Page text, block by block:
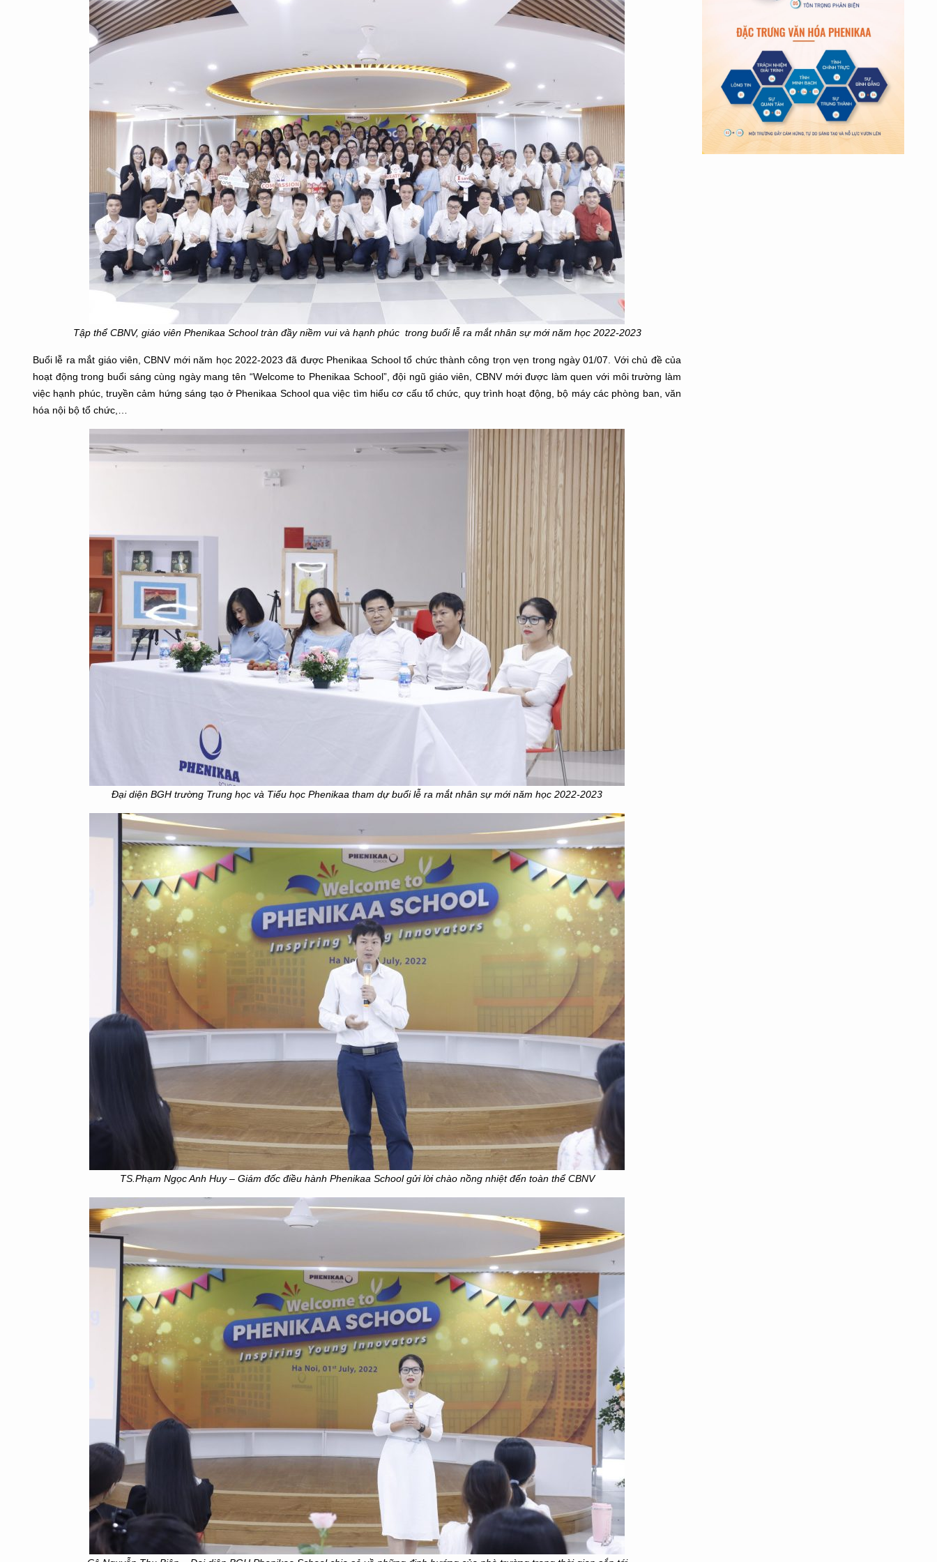
Tập thể CBNV, giáo viên Phenikaa School tràn đầy niềm vui và hạnh phúc trong buổi lễ ra mắtnhân sự mớinăm học 2022-2023
Buổi lễ ra mắt giáo viên, CBNV mới năm học 2022-2023 đã được Phenikaa School tổ chức thành công trọn vẹn trong ngày 01/07. Với chủ đề của
hoạt động trong buổi sáng cùng ngày mang tên “Welcome to Phenikaa School”, đội ngũ giáo viên, CBNV mới được làm quen với môi trường làm
việc hạnh phúc, truyền cảm hứng sáng tạo ở Phenikaa School qua việc tìm hiểu cơ cấu tổ chức, quy trình hoạt động, bộ máy các phòng ban, văn
hóa nội bộ tổ chức,…
Đại diện BGH trường Trung học và Tiểu học Phenikaa tham dựbuổi lễ ra mắt nhân sự mớinăm học 2022-2023
TS.Phạm Ngọc Anh Huy – Giám đốc điều hành Phenikaa School gửi lời chào nồng nhiệt đến toàn thể CBNV